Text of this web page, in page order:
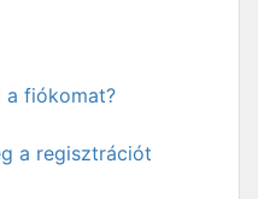
a fiókomat?
a regisztrációt